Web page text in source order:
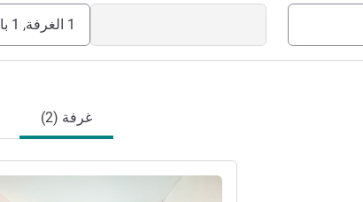
1 الغرفة, 1 بالغ
غرفة (2)
راجع التفاصيل